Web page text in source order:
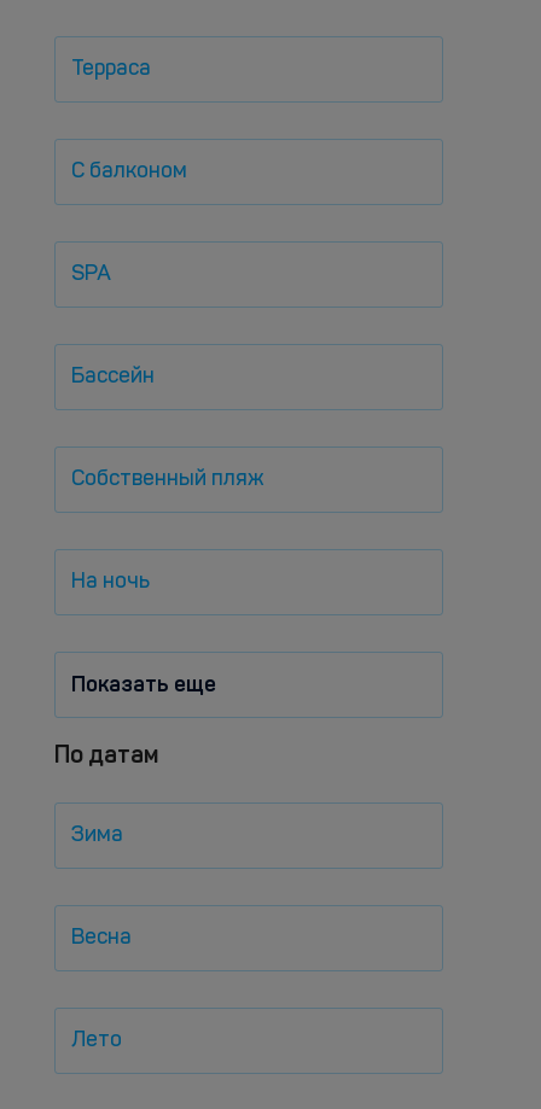
Терраса
С балконом
SPA
Бассейн
Собственный пляж
На ночь
Показать еще
По датам
Зима
Весна
Лето